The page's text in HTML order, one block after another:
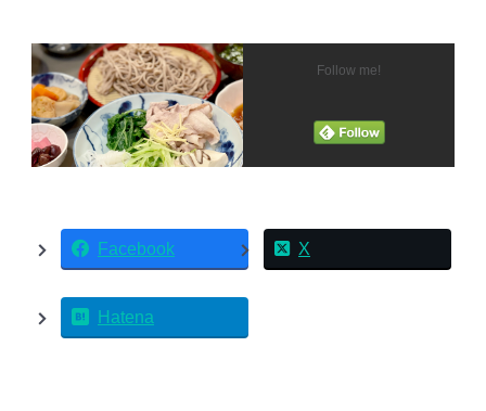
Follow me!
Facebook X
Hatena